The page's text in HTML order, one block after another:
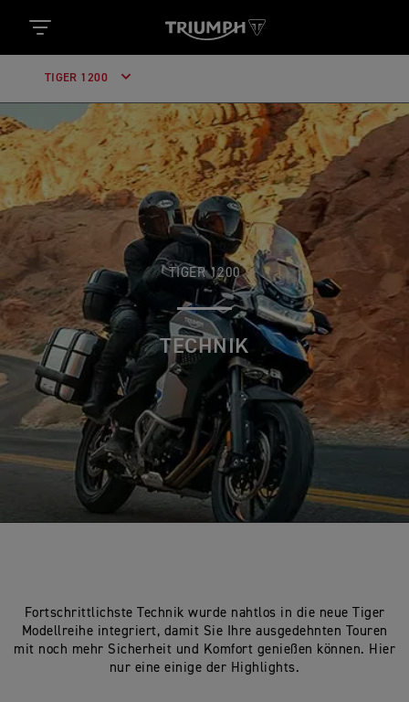
TIGER 1200
TIGER 1200
TECHNIK
Fortschrittlichste Technik wurde nahtlos in die neue Tiger
Modellreihe integriert, damit Sie Ihre ausgedehnten Touren
mit noch mehr Sicherheit und Komfort genießen können. Hier
nur eine einige der Highlights.